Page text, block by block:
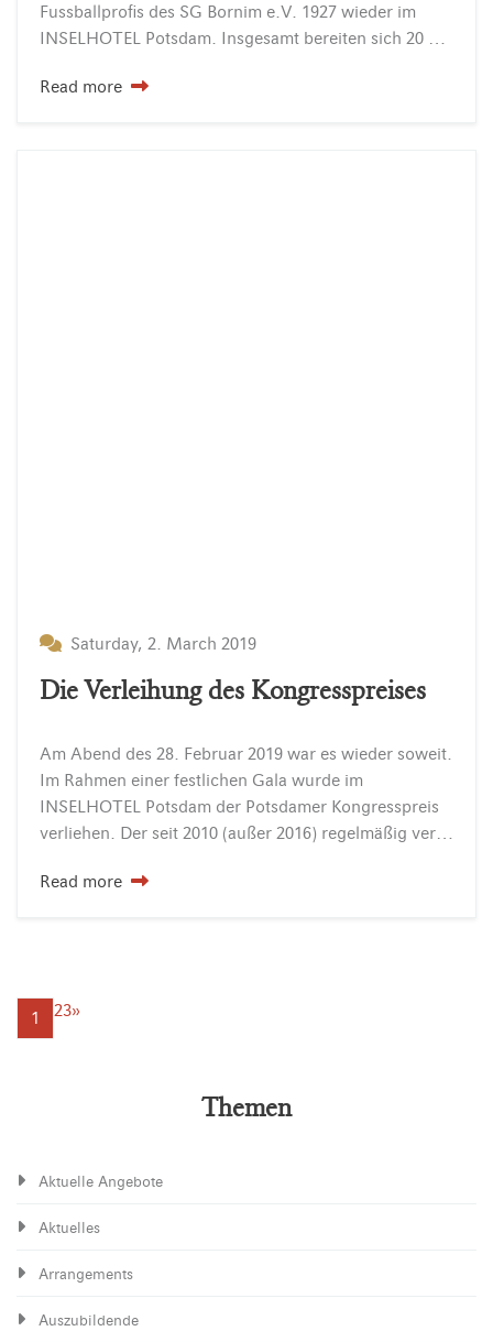
Fussballprofis des SG Bornim e.V. 1927 wieder im
INSELHOTEL Potsdam. Insgesamt bereiten sich 20 Kinder der E1 und der D1 auf ihre Meisterschaften und die Pokalspiele…
Read more
Saturday, 2. March 2019
Die Verleihung des Kongresspreises
Am Abend des 28. Februar 2019 war es wieder soweit.
Im Rahmen einer festlichen Gala wurde im
INSELHOTEL Potsdam der Potsdamer Kongresspreis
verliehen. Der seit 2010 (außer 2016) regelmäßig verliehene Preis ehrt Tagungen und Kongresse aus den Bereichen Wissenschaft, Forschung,…
Read more
1 23»
Themen
Aktuelle Angebote
Aktuelles
Arrangements
Auszubildende